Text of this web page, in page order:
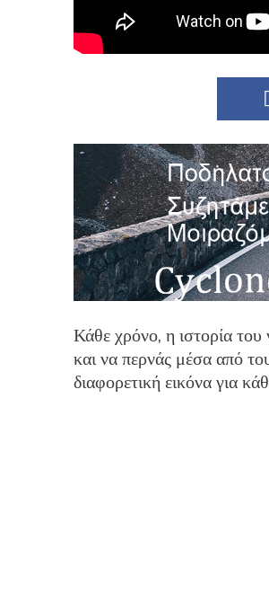
Κάθε χρόνο, η ιστορία του
και να περνάς μέσα από
διαφορετική εικόνα για